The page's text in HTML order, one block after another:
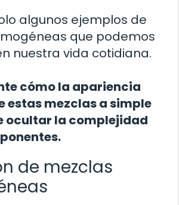
algunos ejemplos de
que podemos
nuestra vida cotidiana.
cómo la apariencia
estas mezclas a simple
ocultar la complejidad
de mezclas